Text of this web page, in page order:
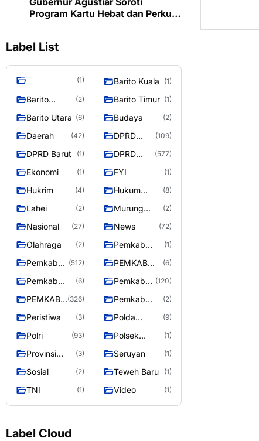
Program Kartu Hebat dan Perkuat
Label List
(1) Barito Kuala (1)
Barito
(2) Barito Timur (1)
Barito Utara (6) Budaya (2)
Daerah (42)
DPRD
Utara
(109)
DPRD Barut (1)
DPRD
RAYA
(577)
Ekonomi (1) FYI (1)
Hukrim (4)
Hukum
(8)
Lahei (2)
Murung
(2)
Nasional (27) News (72)
Olahraga (2)
Pemkab
(1)
Pemkab
Utara
(512)
PEMKAB
UTARA
(6)
Pemkab
(6)
Pemkab
Raya
(120)
PEMKAB
RAYA
(326)
Pemkab
(2)
Peristiwa (3)
Polda
(9)
Polri (93)
Polsek
(1)
Provinsi
(3) Seruyan (1)
Sosial (2) Teweh Baru (1)
TNI (1) Video (1)
Label Cloud